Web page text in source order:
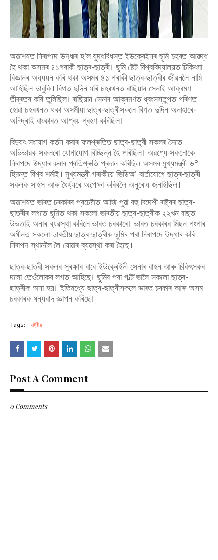
অৱশেষত নিৰাপদে উদ্ধাৰ হ'ল যুদ্ধবিধস্ত ইউক্ৰেইনৰ ছুমি চহৰত আৱদ্ধ
হৈ থকা অসমৰ ৪১গৰাকী ছাত্ৰ-ছাত্ৰী। ছুমি ষ্টেট বিশ্ববিদ্যালয়ত চিকিৎসা
বিজ্ঞানৰ অধ্যয়ন কৰি থকা অসমৰ ৪১ গৰাকী ছাত্ৰ-ছাত্ৰীৰ জীৱনলৈ নামি
আহিছিল ভাবুকি। বিগত দুদিন ধৰি চহৰখনত ৰাছিয়ান সেনাই আক্ৰমণ
তীব্ৰতৰ কৰি তুলিছিল। ৰাছিয়ান সেনাৰ আক্ৰমণত ধ্বংসস্তুপত পৰিণত
হোৱা চহৰখনত থকা অসমীয়া ছাত্ৰ-ছাত্ৰীসকলে বিগত দুদিন অনাহাৰে-
অনিদ্ৰাই বাংকাৰত আশ্ৰয় গ্ৰহণ কৰিছিল।
বিদ্যুৎ সংযোগ কৰ্তন কৰাৰ ফলশ্ৰুতিত ছাত্ৰ-ছাত্ৰী সকলৰ সৈতে
অভিভাৱক সকলৰো যোগাযোগ বিচ্ছিন্ন হৈ পৰিছিল। অৱশ্যে সকলোকে
নিৰাপদে উদ্ধাৰ কৰাৰ প্ৰতিশ্ৰুতি প্ৰদান কৰিছিল অসমৰ মুখ্যমন্ত্ৰী ড°
হিমন্ত বিশ্ব শৰ্মাই। মুখ্যমন্ত্ৰী গৰাকীয়ে ভিডিঅ' বাৰ্তাযোগে ছাত্ৰ-ছাত্ৰী
সকলক সাহস আৰু ধৈৰ্য্যৰে অপেক্ষা কৰিবলৈ অনুৰোধ জনাইছিল।
অৱশেষত ভাৰত চৰকাৰৰ প্ৰচেষ্টাত আজি পুৱা বহু বিদেশী ৰাষ্ট্ৰৰ ছাত্ৰ-
ছাত্ৰীৰ লগতে ছুমিত থকা সকলো ভাৰতীয় ছাত্ৰ-ছাত্ৰীক ২২খন বাছত
উভতাই অনাৰ ব্যৱস্থা কৰিলে ভাৰত চৰকাৰে। ভাৰত চৰকাৰৰ মিছন গংগাৰ
অধীনত সকলো ভাৰতীয় ছাত্ৰ-ছাত্ৰীক ছুমিৰ পৰা নিৰাপদে উদ্ধাৰ কৰি
নিৰাপদ স্থানলৈ লৈ যোৱাৰ ব্যৱস্থা কৰা হৈছে।
ছাত্ৰ-ছাত্ৰী সকলৰ সুৰক্ষাৰ বাবে ইউক্ৰেইনী সেনাৰ বাহন আৰু চিকিৎসকৰ
দলো তেওঁলোকৰ লগত আহিছে। ছুমিৰ পৰা প'ল্ট'ভালৈ সকলো ছাত্ৰ-
ছাত্ৰীক অনা হয়। ইতিমধ্যে ছাত্ৰ-ছাত্ৰীসকলে ভাৰত চৰকাৰ আৰু অসম
চৰকাৰক ধন্যবাদ জ্ঞাপন কৰিছে।
Tags: ৰাষ্ট্ৰীয়
Post A Comment
0 Comments